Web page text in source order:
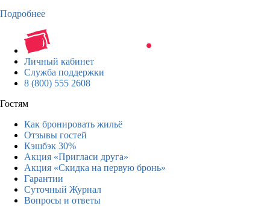
Подробнее
Личный кабинет
Служба поддержки
8 (800) 555 2608
Гостям
Как бронировать жильё
Отзывы гостей
Кэшбэк 30%
Акция «Пригласи друга»
Акция «Скидка на первую бронь»
Гарантии
Суточный Журнал
Вопросы и ответы